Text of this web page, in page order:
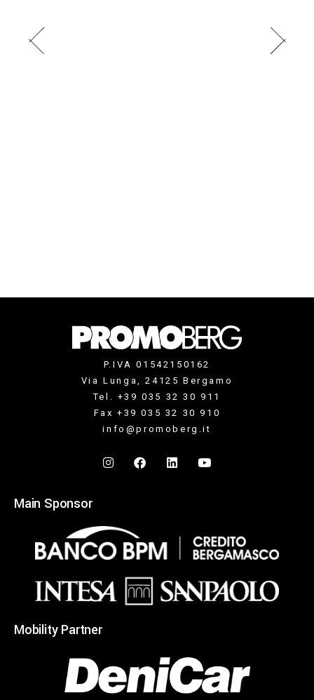
P.IVA 01542150162
Via Lunga, 24125 Bergamo
Tel. +39 035 32 30 911
Fax +39 035 32 30 910
info@promoberg.it
Main Sponsor
Mobility Partner